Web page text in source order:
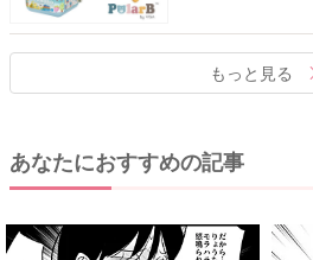
もっと見る
あなたにおすすめの記事